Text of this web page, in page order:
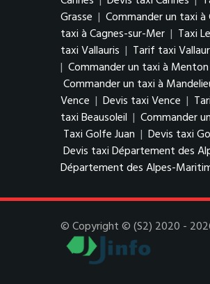
Grasse | Commander un taxi à
taxi à Cagnes-sur-Mer | Taxi
taxi Vallauris | Tarif taxi
| Commander un taxi à Menton
Commander un taxi à
Vence | Devis taxi Vence |
taxi Beausoleil | Commander
Taxi Golfe Juan | Devis taxi
Devis taxi Département des
Département des Alpes-
© Copyright © (S2) 2020 -